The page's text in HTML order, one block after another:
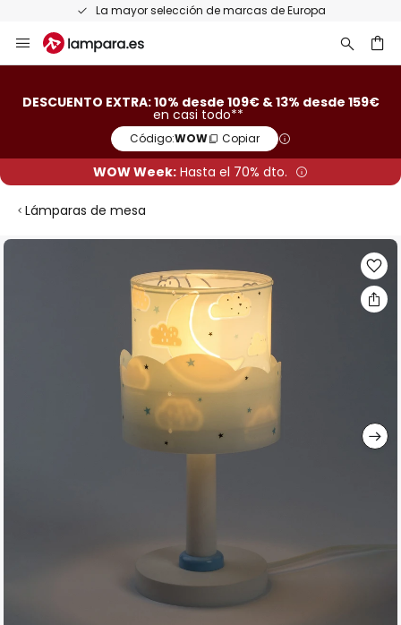
Devoluciones gratis en un plazo de 50 días
al
DESCUENTO EXTRA: 10% desde 109€ & 13% desde 159€
en casi todo**
Código:WOW Copiar
WOW Week: Hasta el 70% dto.
Lámparas de mesa
Saltar